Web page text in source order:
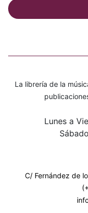
La librería de la
Lunes a
C/ Fernández de